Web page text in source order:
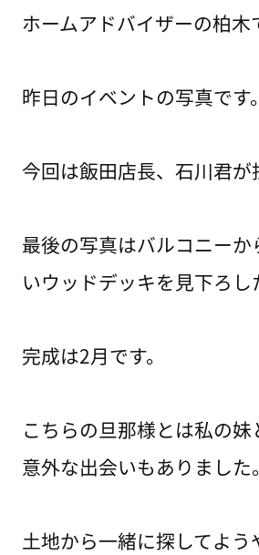
ホームアドバイザーの柏木
昨日のイベントの写真です。
今回は飯田店長、石川君が
最後の写真はバルコニーか
いウッドデッキを見下ろし
完成は2月です。
こちらの旦那様とは私の妹
意外な出会いもありました。
土地から一緒に探してよう